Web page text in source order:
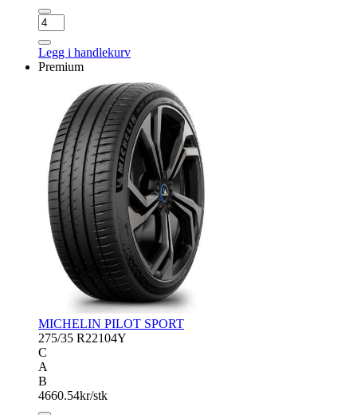
MICHELIN
PILOT
SPORT
EV
Legg i handlekurv
Premium
MICHELIN PILOT SPORT
275/35 R22104Y
C
A
B
4660.54kr/stk